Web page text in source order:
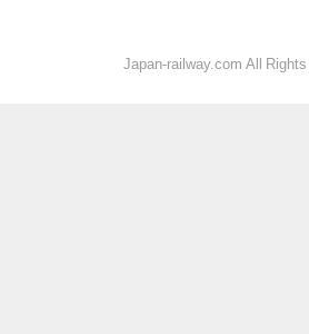
Japan-railway.com All Rights